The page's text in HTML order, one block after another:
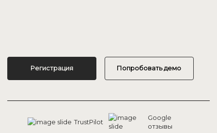
Регистрация Попробовать демо
TrustPilot
Google
отзывы